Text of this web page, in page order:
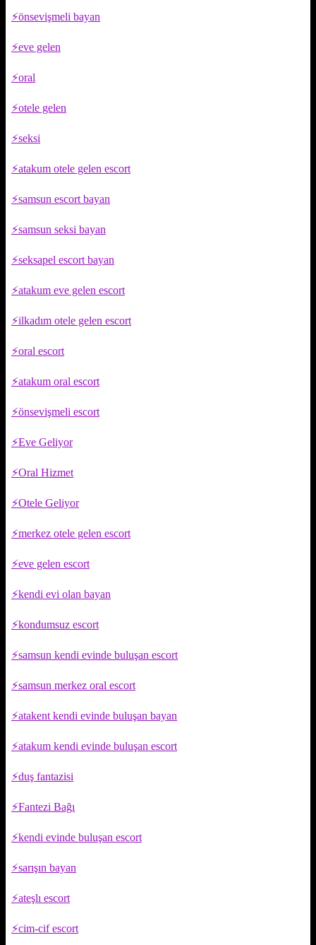
önsevişmeli bayan
eve gelen
oral
otele gelen
seksi
atakum otele gelen escort
samsun escort bayan
samsun seksi bayan
seksapel escort bayan
atakum eve gelen escort
ilkadım otele gelen escort
oral escort
atakum oral escort
önsevişmeli escort
Eve Geliyor
Oral Hizmet
Otele Geliyor
merkez otele gelen escort
eve gelen escort
kendi evi olan bayan
kondumsuz escort
samsun kendi evinde buluşan escort
samsun merkez oral escort
atakent kendi evinde buluşan bayan
atakum kendi evinde buluşan escort
duş fantazisi
Fantezi Bağı
kendi evinde buluşan escort
sarışın bayan
ateşlı escort
cim-cif escort